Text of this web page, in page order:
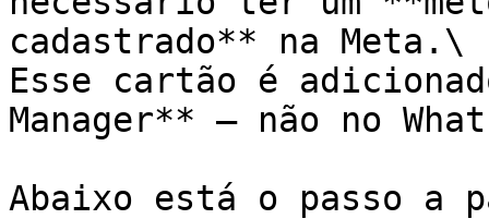
cadastrado** na Meta.\
Esse cartão é
Manager** — não no
Abaixo está o passo a